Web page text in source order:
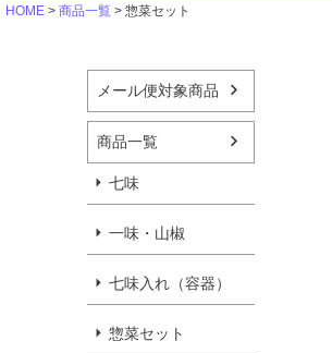
HOME 商品一覧 惣菜セット
メール便対象商品
商品一覧
七味
一味・山椒
七味入れ（容器）
惣菜セット